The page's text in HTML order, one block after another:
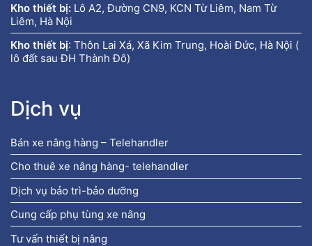
Kho thiết bị: Lô A2, Đường CN9, KCN Từ Liêm, Nam Từ
Liêm, Hà Nội
Kho thiết bị: Thôn Lai Xá, Xã Kim Trung, Hoài Đức, Hà Nội (
lô đất sau ĐH Thành Đô)
Dịch vụ
Bán xe nâng hàng – Telehandler
Cho thuê xe nâng hàng- telehandler
Dịch vụ bảo trì-bảo dưỡng
Cung cấp phụ tùng xe nâng
Tư vấn thiết bị nâng